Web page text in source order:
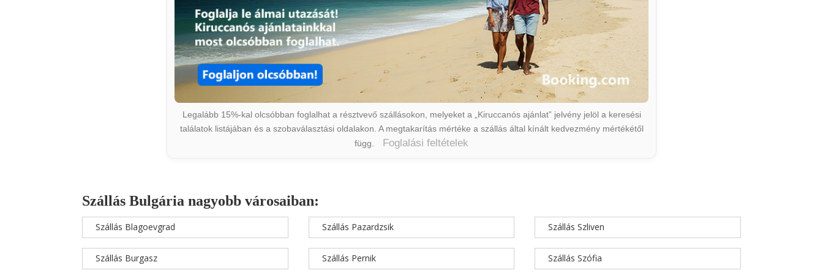
Legalább 15%-kal olcsóbban foglalhat a résztvevő szállásokon, melyeket a „Kiruccanós ajánlat” jelvény jelöl a keresési
találatok listájában és a szobaválasztási oldalakon. A megtakarítás mértéke a szállás által kínált kedvezmény mértékétől
függ.
Foglalási feltételek
Szállás Bulgária nagyobb városaiban:
Szállás Blagoevgrad
Szállás Burgasz
Szállás Pazardzsik
Szállás Pernik
Szállás Szliven
Szállás Szófia